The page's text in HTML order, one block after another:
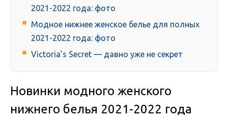
2021-2022 года: фото
Модное нижнее женское белье для полных
2021-2022 года: фото
Victoria’s Secret — давно уже не секрет
Новинки модного женского
нижнего белья 2021-2022 года